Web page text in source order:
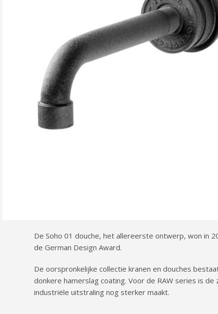
De Soho 01 douche, het allereerste ontwerp, won in
de German Design Award.
De oorspronkelijke collectie kranen en douches
donkere hamerslag coating. Voor de RAW series is
industriële uitstraling nog sterker maakt.